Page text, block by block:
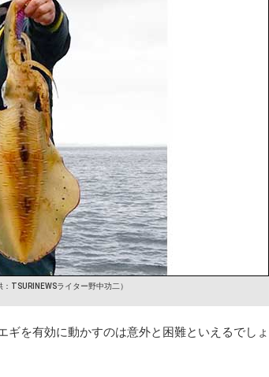
：TSURINEWSライター野中功二）
を有効に動かすのは意外と困難といえるでしょ